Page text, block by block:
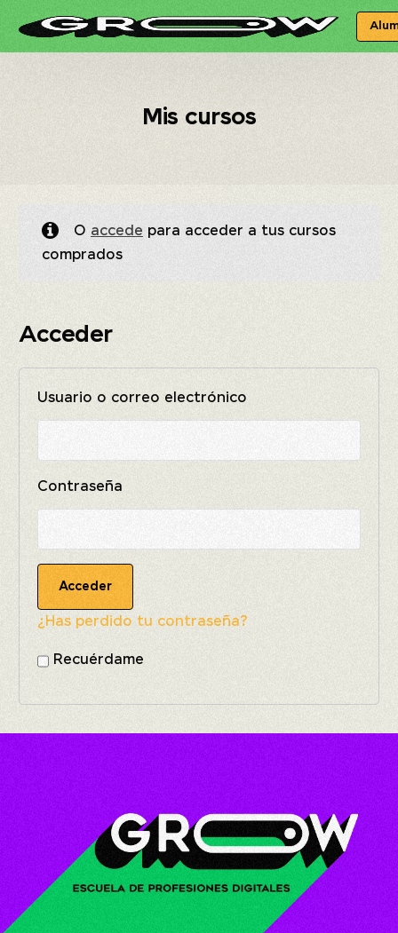
Mis cursos
O accede para acceder a tus cursos
comprados
Acceder
Usuario o correo electrónico
Contraseña
¿Has perdido tu contraseña?
Recuérdame